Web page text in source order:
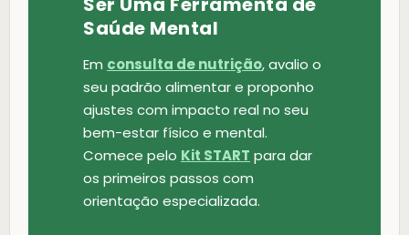
Saúde Mental
Em consulta de nutrição, avalio o
seu padrão alimentar e proponho
ajustes com impacto real no seu
bem-estar físico e mental.
Comece pelo Kit START para dar
os primeiros passos com
orientação especializada.